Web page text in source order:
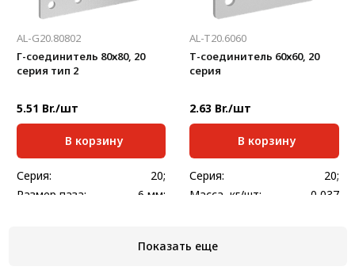
AL-G20.80802
Г-соединитель 80х80, 20
серия тип 2
5.51 Br./шт
В корзину
Серия:
20;
Размер паза:
6 мм;
AL-T20.6060
Т-соединитель 60х60, 20
серия
2.63 Br./шт
В корзину
Серия:
20;
Масса, кг/шт:
0,037
Показать еще